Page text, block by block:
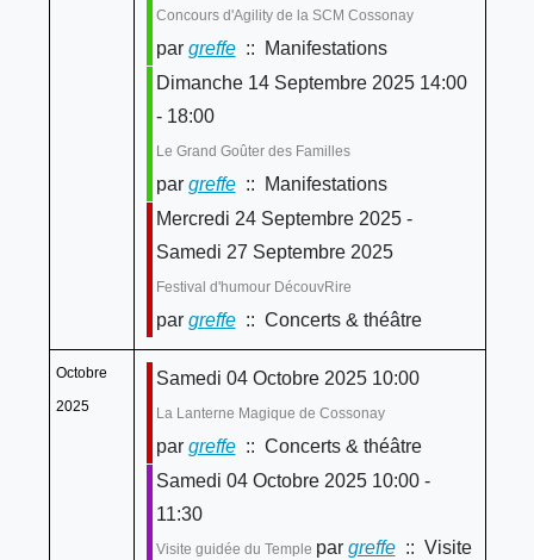
Concours d'Agility de la SCM Cossonay
par greffe:: Manifestations
Dimanche 14 Septembre 2025 14:00
- 18:00
Le Grand Goûter des Familles
par greffe:: Manifestations
Mercredi 24 Septembre 2025 -
Samedi 27 Septembre 2025
Festival d'humour DécouvRire
par greffe:: Concerts & théâtre
Octobre
2025
Samedi 04 Octobre 2025 10:00
La Lanterne Magique de Cossonay
par greffe:: Concerts & théâtre
Samedi 04 Octobre 2025 10:00 -
11:30
Visite guidée du Temple par greffe:: Visite